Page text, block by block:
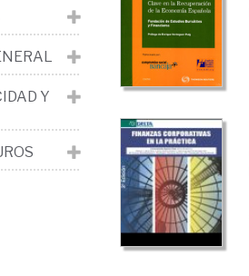
financiación
en
la
empresa
Y